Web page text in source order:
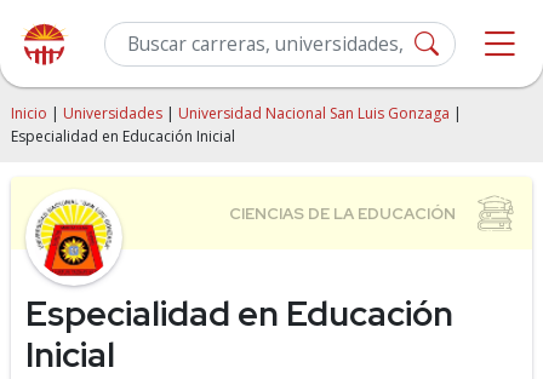
Inicio | Universidades | Universidad Nacional San Luis Gonzaga |
Especialidad en Educación Inicial
Especialidad en Educación
Inicial